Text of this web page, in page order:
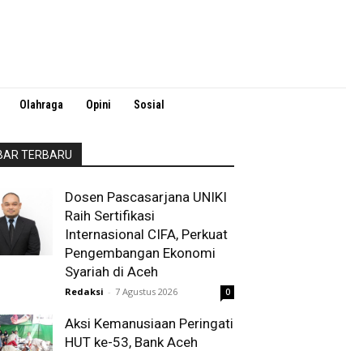
Olahraga Opini Sosial
TERBARU
Dosen Pascasarjana UNIKI
Raih Sertifikasi
Internasional CIFA, Perkuat
Pengembangan Ekonomi
Syariah di Aceh
Redaksi - 7 Agustus 2026 0
Aksi Kemanusiaan Peringati
HUT ke-53, Bank Aceh